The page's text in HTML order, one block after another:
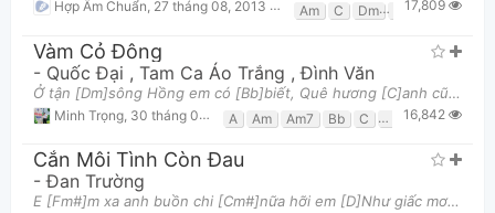
Hợp Âm Chuẩn, 27 tháng 08, 2013 lúc 04:25pm Am C Dm 17,809
Vàm Cỏ Đông
- Quốc Đại , Tam Ca Áo Trắng ,Đình Văn
Ở tận [Dm]sông Hồng em có [Bb]biết, Quê hương [C]anh cũng có dòng [F]sông. Anh mãi [Dm]gọi, với lò
Minh Trọng 30 tháng 06, 2023 lúc 10:03am A Am Am7 Bb C Dm F G
16,842
Cắn Môi Tình Còn Đau
-Đan Trường
E [Fm#]m xa anh buồn chi [Cm#]nữa hỡi em [D]Như giấc mơ ta [E]mơ qua một đê [A]m [Bm]Tình trong